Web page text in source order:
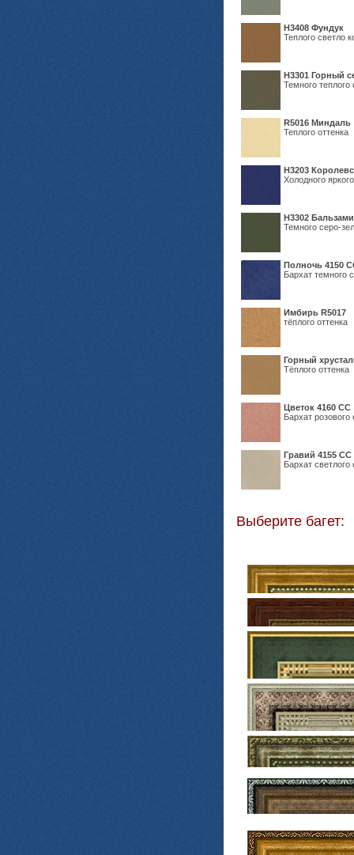
Н3408 Фундук
Теплого светло
Н3301 Горный
Темного теплого
R5016 Миндаль
Теплого оттенка
Н3203
Холодного
Н3302
Темного серо-
Полночь 4150
Бархат темного
Имбирь R5017
тёплого оттенка
Горный
Тёплого оттенка
Цветок 4160 СС
Бархат розового
Гравий 4155 СС
Бархат светлого
Выберите багет: